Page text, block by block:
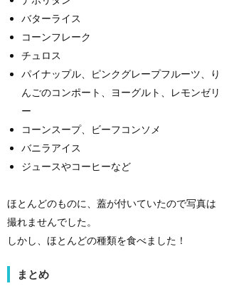
バターライス
コーンフレーク
チュロス
パイナップル、ピンクグレープフルーツ、り
んごのコンポート、ヨーグルト、レモンゼリ
ー
コーンスープ、ビーフコンソメ
バニラアイス
ジュースやコーヒーなど
ほとんどのものに、蓋が付いていたので写真は
撮れませんでした。
しかし、ほとんどの種類を食べました！
まとめ